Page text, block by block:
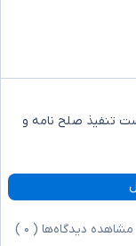
تنفیذ صلح نامه و
مشاهده دیدگاه‌ها ( ۰